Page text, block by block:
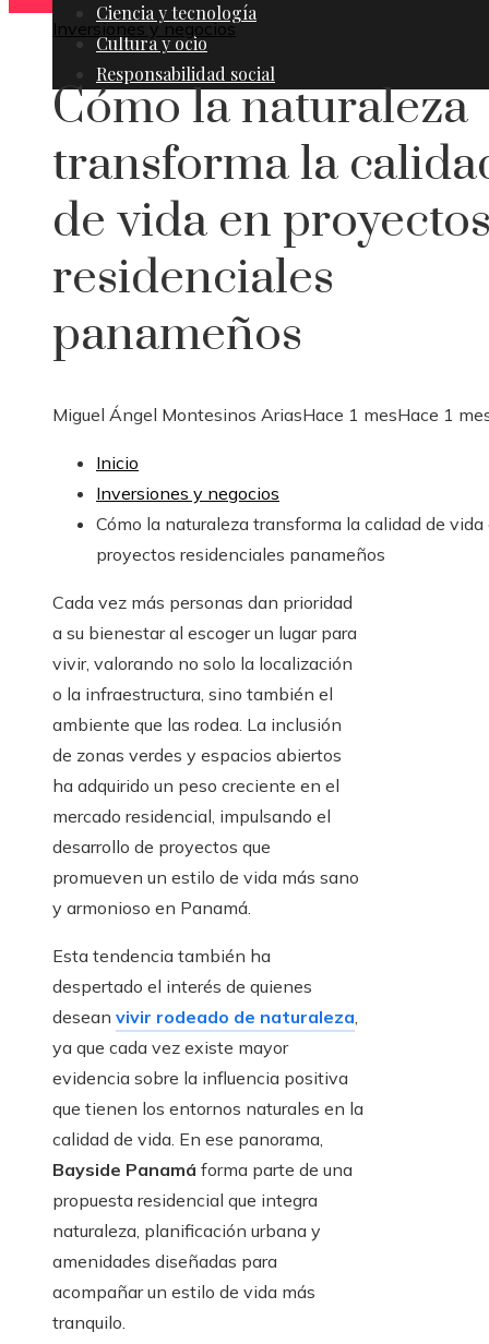
Ciencia y tecnología
Cultura y ocio
Responsabilidad social
Inversiones y negocios
Cómo la naturaleza
transforma la
de vida en
residenciales
panameños
Miguel Ángel Montesinos AriasHace 1 mesHace 1
Inicio
Inversiones y negocios
Cómo la naturaleza transforma la calidad de vida
proyectos residenciales panameños
Cada vez más personas dan prioridad
a su bienestar al escoger un lugar para
vivir, valorando no solo la localización
o la infraestructura, sino también el
ambiente que las rodea. La inclusión
de zonas verdes y espacios abiertos
ha adquirido un peso creciente en el
mercado residencial, impulsando el
desarrollo de proyectos que
promueven un estilo de vida más sano
y armonioso en Panamá.
Esta tendencia también ha
despertado el interés de quienes
desean vivir rodeado de naturaleza,
ya que cada vez existe mayor
evidencia sobre la influencia positiva
que tienen los entornos naturales en la
calidad de vida. En ese panorama,
Bayside Panamá forma parte de una
propuesta residencial que integra
naturaleza, planificación urbana y
amenidades diseñadas para
acompañar un estilo de vida más
tranquilo.